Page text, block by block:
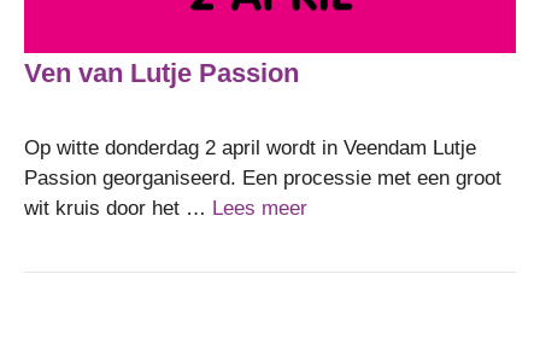
Ven van Lutje Passion
Op witte donderdag 2 april wordt in Veendam Lutje
Passion georganiseerd. Een processie met een groot
wit kruis door het … Lees meer